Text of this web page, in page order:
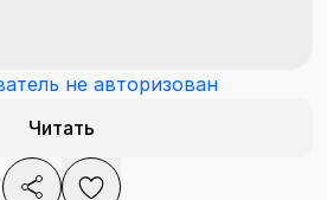
не авторизован
Читать